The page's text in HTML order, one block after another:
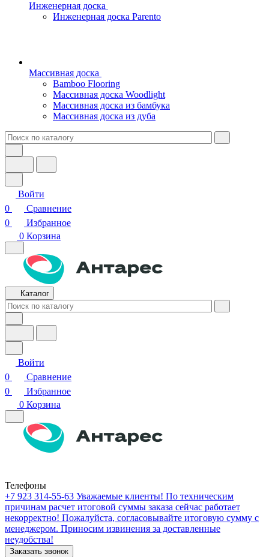
Инженерная доска
Инженерная доска Parento
Массивная доска
Bamboo Flooring
Массивная доска Woodlight
Массивная доска из бамбука
Массивная доска из дуба
Войти
0
Сравнение
0
Избранное
0 Корзина
Каталог
Войти
0
Сравнение
0
Избранное
0 Корзина
Телефоны
+7 923 314-55-63 Уважаемые клиенты! По техническим
причинам расчет итоговой суммы заказа сейчас работает
некорректно! Пожалуйста, согласовывайте итоговую сумму с
менеджером. Приносим извинения за доставленные
неудобства!
Заказать звонок